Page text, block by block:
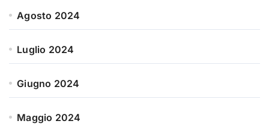
Agosto 2024
Luglio 2024
Giugno 2024
Maggio 2024